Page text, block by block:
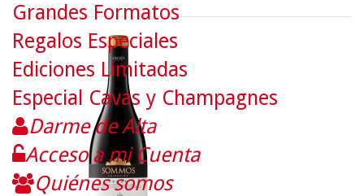
Grandes Formatos
Regalos Especiales
Ediciones Limitadas
Especial Cavas y Champagnes
Darme de Alta
Acceso a mi Cuenta
Quiénes somos